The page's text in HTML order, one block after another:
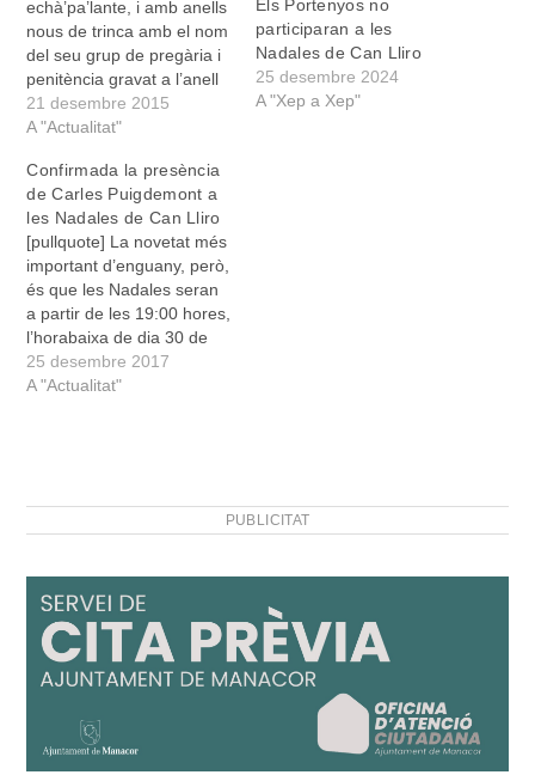
echà’pa’lante, i amb anells
nous de trinca amb el nom
del seu grup de pregària i
penitència gravat a l’anell
(‘Camino’), així és ella i
així vendrà a Manacor la
Javier Salinas, bisbe de
Mallorca, capellà de
capellans, delegat del
papa a la nostra…
21 desembre 2015
A "Actualitat"
Els Portenyos no
participaran a les
Nadales de Can Lliro
25 desembre 2024
A "Xep a Xep"
Confirmada la presència
de Carles Puigdemont a
les Nadales de Can Lliro
[pullquote] La novetat més
important d’enguany, però,
és que les Nadales seran
a partir de les 19:00 hores,
l’horabaixa de dia 30 de
desembre [/pullquote] De
tots és sobradament
L’onada de…
25 desembre 2017
A "Actualitat"
PUBLICITAT